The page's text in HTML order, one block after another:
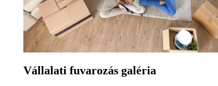
Vállalati fuvarozás galéria